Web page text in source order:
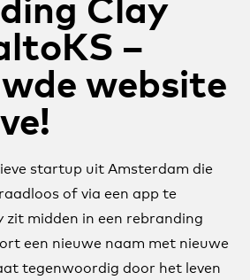
–
website
startup uit Amsterdam die
of via een app te
zit midden in een rebranding
een nieuwe naam met nieuwe
tegenwoordig door het leven